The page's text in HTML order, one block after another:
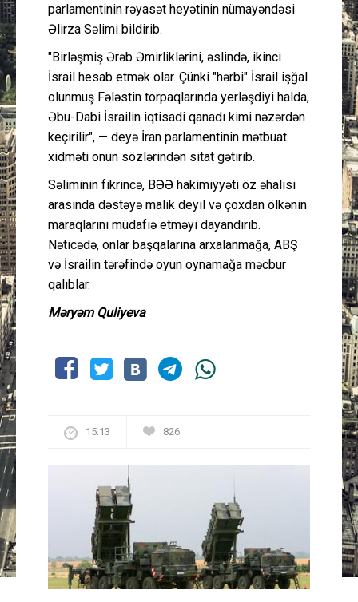
Əlaqə
parlamentinin rəyasət heyətinin nümayəndəsi
Əlirza Səlimi bildirib.
"Birləşmiş Ərəb Əmirliklərini, əslində, ikinci
İsrail hesab etmək olar. Çünki "hərbi" İsrail işğal
olunmuş Fələstin torpaqlarında yerləşdiyi halda,
Əbu-Dabi İsrailin iqtisadi qanadı kimi nəzərdən
keçirilir", — deyə İran parlamentinin mətbuat
xidməti onun sözlərindən sitat gətirib.
Səliminin fikrincə, BƏƏ hakimiyyəti öz əhalisi
arasında dəstəyə malik deyil və çoxdan ölkənin
maraqlarını müdafiə etməyi dayandırıb.
Nəticədə, onlar başqalarına arxalanmağa, ABŞ
və İsrailin tərəfində oyun oynamağa məcbur
qalıblar.
Məryəm Quliyeva
15:13 826